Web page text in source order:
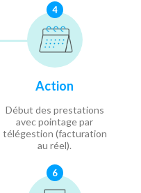
4
Action
Début des prestations
avec pointage par
télégestion (facturation
au réel).
6